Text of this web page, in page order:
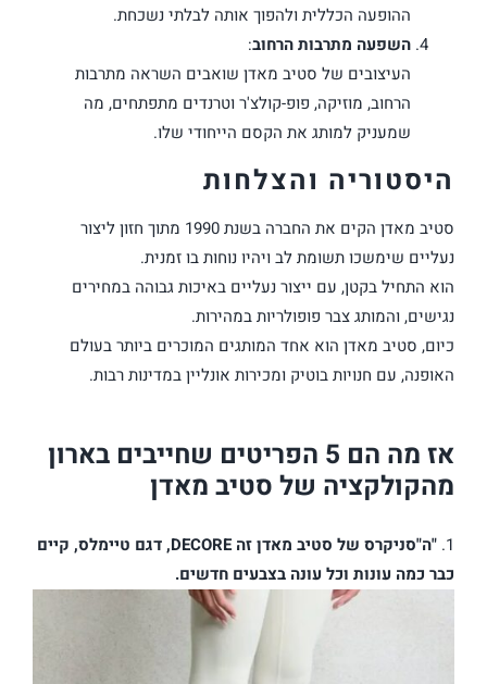
ההופעה הכללית ולהפוך אותה לבלתי נשכחת.
השפעה מתרבות הרחוב:
העיצובים של סטיב מאדן שואבים השראה מתרבות
הרחוב, מוזיקה, פופ-קולצ'ר וטרנדים מתפתחים, מה
שמעניק למותג את הקסם הייחודי שלו.
היסטוריה והצלחות
סטיב מאדן הקים את החברה בשנת 1990 מתוך חזון ליצור
נעליים שימשכו תשומת לב ויהיו נוחות בו זמנית.
הוא התחיל בקטן, עם ייצור נעליים באיכות גבוהה במחירים
נגישים, והמותג צבר פופולריות במהירות.
כיום, סטיב מאדן הוא אחד המותגים המוכרים ביותר בעולם
האופנה, עם חנויות בוטיק ומכירות אונליין במדינות רבות.
אז מה הם 5 הפריטים שחייבים בארון
מהקולקציה של סטיב מאדן
1.
"ה"סניקרס של סטיב מאדן זה DECORE, דגם טיימלס, קיים
כבר כמה עונות וכל עונה בצבעים חדשים.